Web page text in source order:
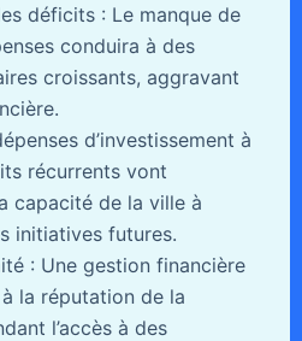
déficits : Le manque de
conduira à des
croissants, aggravant
d’investissement à
récurrents vont
capacité de la ville à
initiatives futures.
: Une gestion financière
la réputation de la
l’accès à des